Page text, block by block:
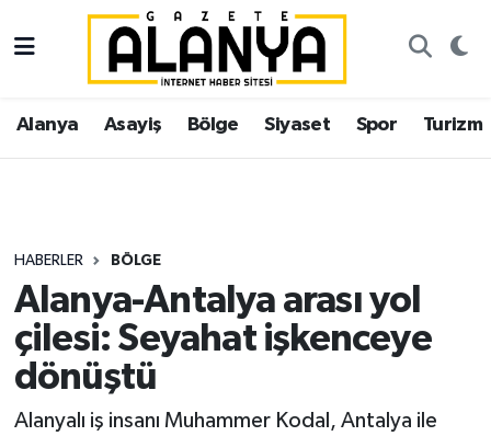
Alanya Asayiş Bölge Siyaset Spor Turizm
HABERLER BÖLGE
Alanya-Antalya arası yol
çilesi: Seyahat işkenceye
dönüştü
Alanyalı iş insanı Muhammer Kodal, Antalya ile
Alanya
Asayiş
Siyaset
Spor
Turizm
Ekonomi
İstanbul Nöbetçi Eczaneler
İstanbul Hava Durumu
Süper Lig Puan Durumu ve Fikstür
Tüm Manşetler
Son Dakika Haberleri
Haber Arşivi